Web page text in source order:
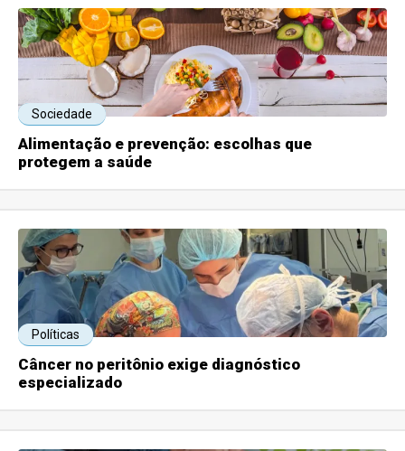
Sociedade
Alimentação e prevenção: escolhas que
protegem a saúde
Políticas
Câncer no peritônio exige diagnóstico
especializado